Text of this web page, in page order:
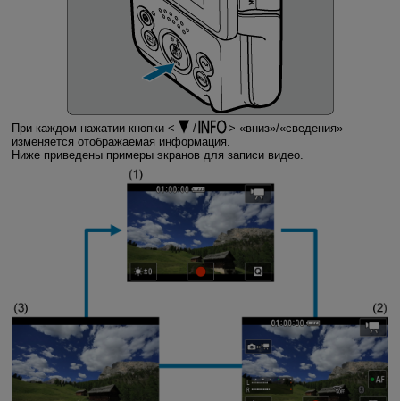
При каждом нажатии кнопки /
«вниз»/«сведения»
изменяется отображаемая информация.
Ниже приведены примеры экранов для записи видео.